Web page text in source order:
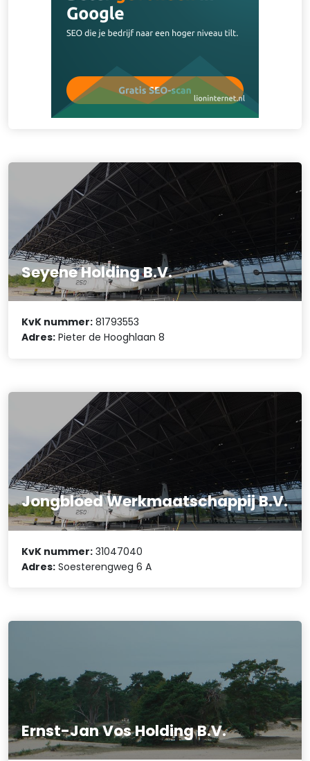
Seyene Holding B.V.
KvK nummer: 81793553
Adres: Pieter de Hooghlaan 8
Jongbloed Werkmaatschappij B.V.
KvK nummer: 31047040
Adres: Soesterengweg 6 A
Ernst-Jan Vos Holding B.V.